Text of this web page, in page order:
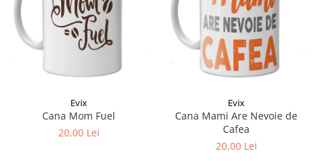
Evix
Cana Mom Fuel
20,00 Lei
Evix
Cana Mami Are Nevoie de
Cafea
20,00 Lei